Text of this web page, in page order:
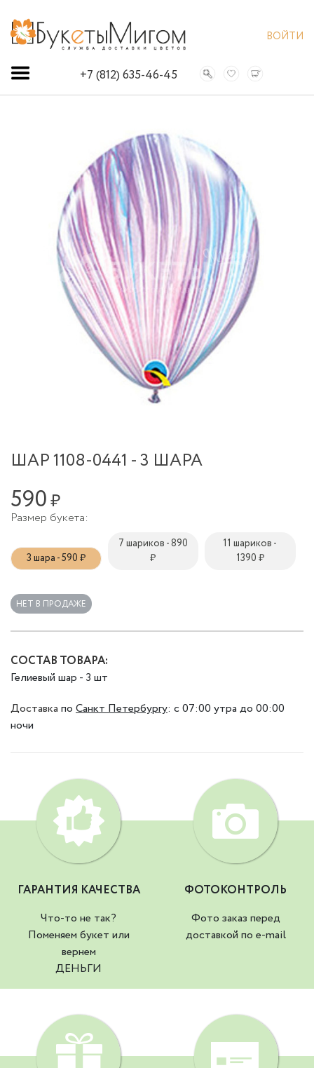
ВОЙТИ
+7 (812) 635-46-45
ШАР 1108-0441 - 3 ШАРА
590₽
Размер букета:
3 шара - 590 ₽
7 шариков - 890
₽
11 шариков -
1390 ₽
НЕТ В ПРОДАЖЕ
СОСТАВ ТОВАРА:
Гелиевый шар - 3 шт
Доставка по Санкт Петербургу: с 07:00 утра до 00:00
ночи
ГАРАНТИЯ КАЧЕСТВА
Что-то не так?
Поменяем букет или
вернем
ДЕНЬГИ
ФОТОКОНТРОЛЬ
Фото заказ перед
доставкой по e-mail